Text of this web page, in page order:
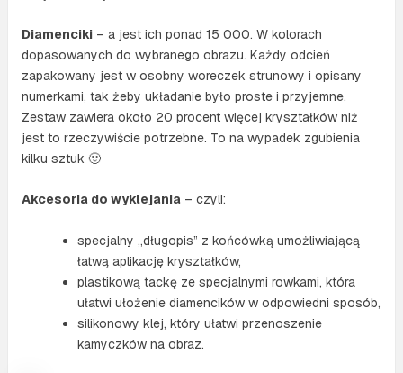
Diamenciki– a jest ich ponad 15 000. W kolorach
dopasowanych do wybranego obrazu. Każdy odcień
zapakowany jest w osobny woreczek strunowy i opisany
numerkami, tak żeby układanie było proste i przyjemne.
Zestaw zawiera około 20 procent więcej kryształków niż
jest to rzeczywiście potrzebne. To na wypadek zgubienia
kilku sztuk 🙂
Akcesoria do wyklejania– czyli:
specjalny „długopis” z końcówką umożliwiającą
łatwą aplikację kryształków,
plastikową tackę ze specjalnymi rowkami, która
ułatwi ułożenie diamencików w odpowiedni sposób,
silikonowy klej, który ułatwi przenoszenie
kamyczków na obraz.